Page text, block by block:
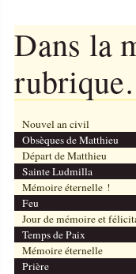
Dans la
Nouvel an civil
Obsèques de Matthieu
Départ de Matthieu
Sainte Ludmilla
Mémoire éternelle !
Feu
Jour de mémoire et
Temps de Paix
Mémoire éternelle
Prière